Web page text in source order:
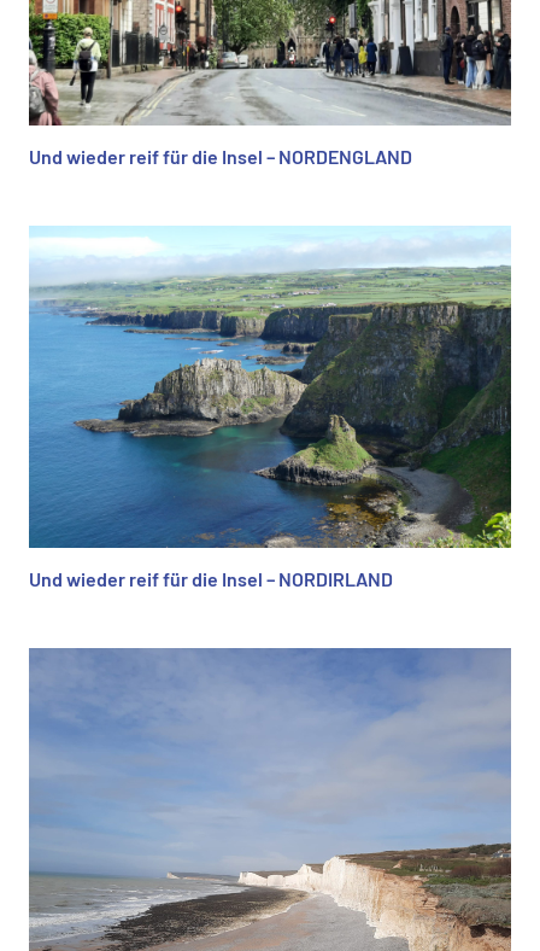
Und wieder reif für die Insel – NORDENGLAND
Und wieder reif für die Insel – NORDIRLAND